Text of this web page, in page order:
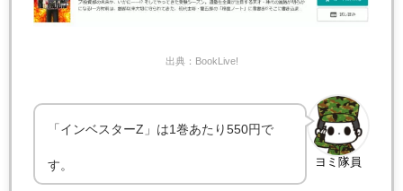
出典：BookLive!
ヨミ隊員
「インベスターZ」は1巻あたり550円で
す。